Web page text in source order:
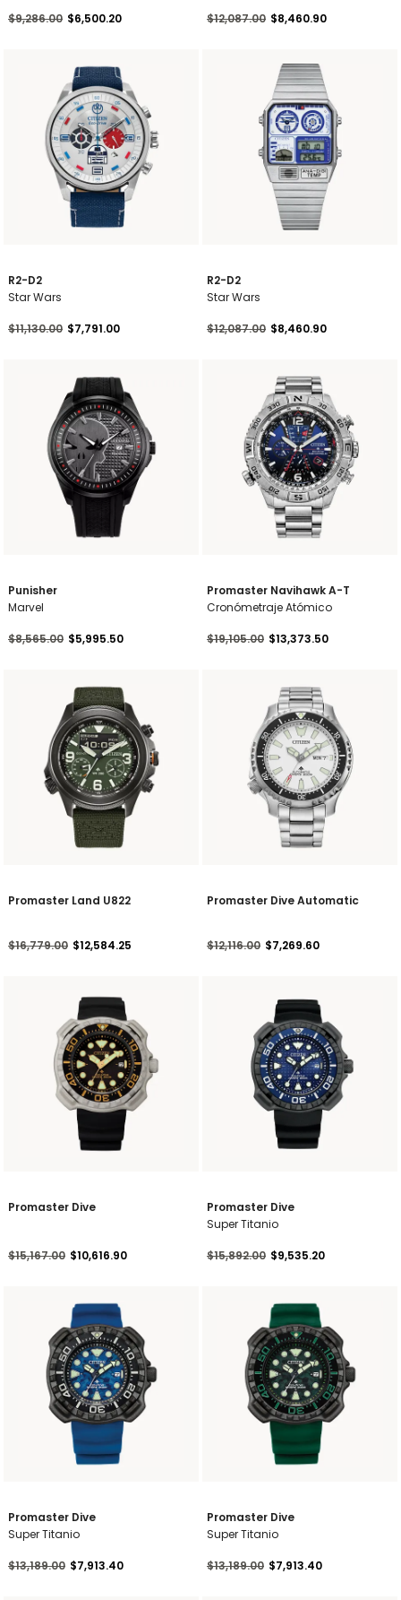
Precio reducido de
$9,286.00a$6,500.20
Precio reducido de
$12,087.00a$8,460.90
R2-D2
Star Wars
Precio reducido de
$11,130.00a$7,791.00
R2-D2
Star Wars
Precio reducido de
$12,087.00a$8,460.90
Punisher
Marvel
Precio reducido de
$8,565.00a$5,995.50
Promaster Navihawk A-T
Cronómetraje Atómico
Precio reducido de
$19,105.00a$13,373.50
Promaster Land U822
Precio reducido de
$16,779.00a$12,584.25
Promaster Dive Automatic
Precio reducido de
$12,116.00a$7,269.60
Promaster Dive
Precio reducido de
$15,167.00a$10,616.90
Promaster Dive
Super Titanio
Precio reducido de
$15,892.00a$9,535.20
Promaster Dive
Super Titanio
Precio reducido de
$13,189.00a$7,913.40
Promaster Dive
Super Titanio
Precio reducido de
$13,189.00a$7,913.40